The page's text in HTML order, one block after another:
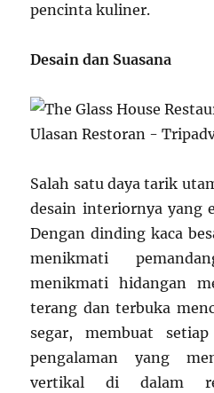
pencinta kuliner.
Desain dan Suasana
Salah satu daya tarik
desain interiornya yang
Dengan dinding kaca
menikmati
menikmati hidangan
terang dan terbuka
segar, membuat
pengalaman yang
vertikal di dalam